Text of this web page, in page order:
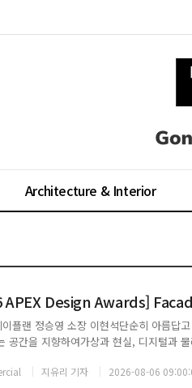
Architecture & Interior
이플랜 정승영 소장 이현석단순히 아름답
공간을 지향하여가상과 현실, 디지털과
신한프리미어 패밀리오피스 청담센터 프
지유리 기자 2026-08-06